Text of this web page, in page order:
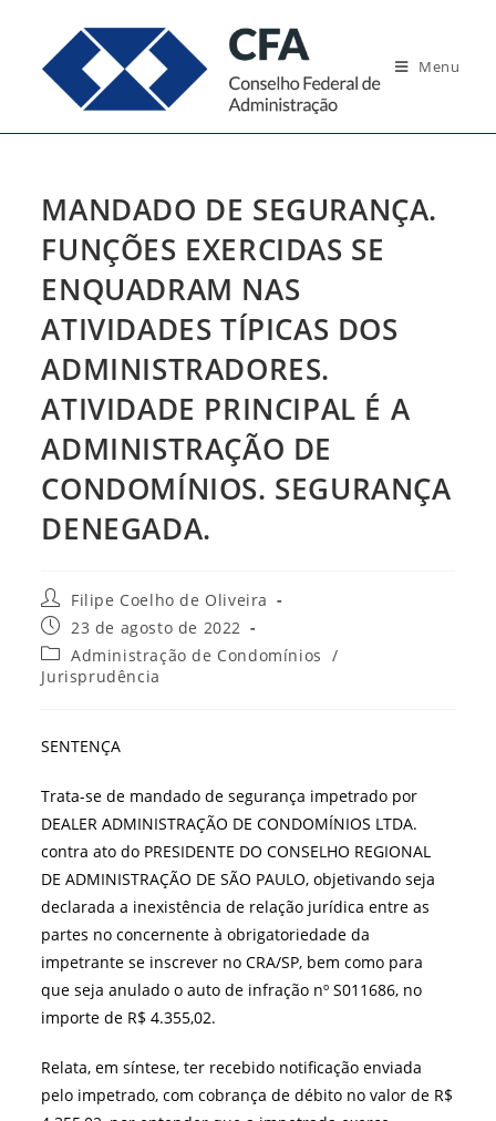
conteúdo
Menu
MANDADO DE SEGURANÇA.
FUNÇÕES EXERCIDAS SE
ENQUADRAM NAS
ATIVIDADES TÍPICAS DOS
ADMINISTRADORES.
ATIVIDADE PRINCIPAL É A
ADMINISTRAÇÃO DE
CONDOMÍNIOS. SEGURANÇA
DENEGADA.
Autor
do
post:
Filipe Coelho de Oliveira
Post
publicado:
23 de agosto de 2022
Categoria
do
Administração de Condomínios
/
Jurisprudência
SENTENÇA
Trata-se de mandado de segurança impetrado por
DEALER ADMINISTRAÇÃO DE CONDOMÍNIOS LTDA.
contra ato do PRESIDENTE DO CONSELHO REGIONAL
DE ADMINISTRAÇÃO DE SÃO PAULO, objetivando seja
declarada a inexistência de relação jurídica entre as
partes no concernente à obrigatoriedade da
impetrante se inscrever no CRA/SP, bem como para
que seja anulado o auto de infração nº S011686, no
importe de R$ 4.355,02.
Relata, em síntese, ter recebido notificação enviada
pelo impetrado, com cobrança de débito no valor de R$